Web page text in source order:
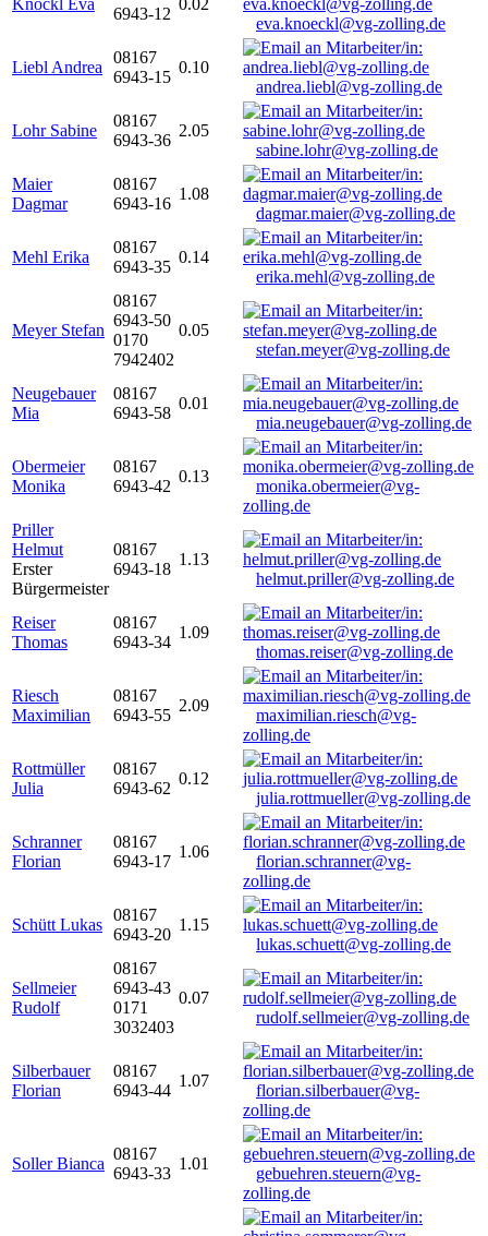
Knöckl Eva
6943-12
0.02
eva.knoeckl@vg-zolling.de
Liebl Andrea
08167
6943-15
0.10
andrea.liebl@vg-zolling.de
Lohr Sabine
08167
6943-36
2.05
sabine.lohr@vg-zolling.de
Maier
Dagmar
08167
6943-16
1.08
dagmar.maier@vg-zolling.de
Mehl Erika
08167
6943-35
0.14
erika.mehl@vg-zolling.de
Meyer Stefan
08167
6943-50
0170
7942402
0.05
stefan.meyer@vg-zolling.de
Neugebauer
Mia
08167
6943-58
0.01
mia.neugebauer@vg-zolling.de
Obermeier
Monika
08167
6943-42
0.13
monika.obermeier@vg-
zolling.de
Priller
Helmut
Erster
Bürgermeister
08167
6943-18
1.13
helmut.priller@vg-zolling.de
Reiser
Thomas
08167
6943-34
1.09
thomas.reiser@vg-zolling.de
Riesch
Maximilian
08167
6943-55
2.09
maximilian.riesch@vg-
zolling.de
Rottmüller
Julia
08167
6943-62
0.12
julia.rottmueller@vg-zolling.de
Schranner
Florian
08167
6943-17
1.06
florian.schranner@vg-
zolling.de
Schütt Lukas
08167
6943-20
1.15
lukas.schuett@vg-zolling.de
Sellmeier
Rudolf
08167
6943-43
0171
3032403
0.07
rudolf.sellmeier@vg-zolling.de
Silberbauer
Florian
08167
6943-44
1.07
florian.silberbauer@vg-
zolling.de
Soller Bianca
08167
6943-33
1.01
gebuehren.steuern@vg-
zolling.de